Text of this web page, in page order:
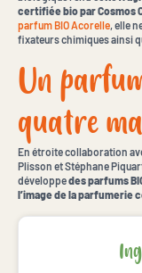
certifiée bio par Cosmos
parfum BIO Acorelle , elle
fixateurs chimiques ainsi
Un
quatre
En étroite collaboration
Plisson et Stéphane
développedes parfums
l’image de la parfumerie